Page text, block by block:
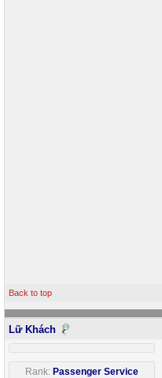
Back to top
Lữ Khách
Rank: Passenger Service